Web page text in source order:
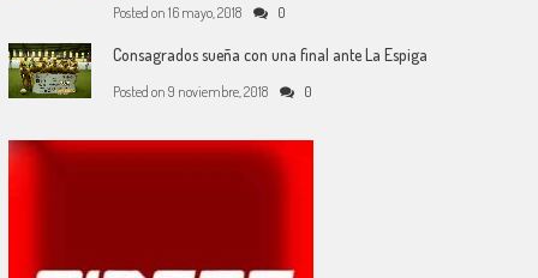
Posted on 16 mayo, 2018 0
Consagrados sueña con una final ante La Espiga
Posted on 9 noviembre, 2018 0